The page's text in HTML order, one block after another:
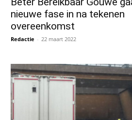
nieuwe fase in na tekenen
overeenkomst
Redactie - 22 maart 2022